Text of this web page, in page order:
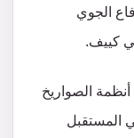
الجوي
أنظمة الصواريخ
المستقبل